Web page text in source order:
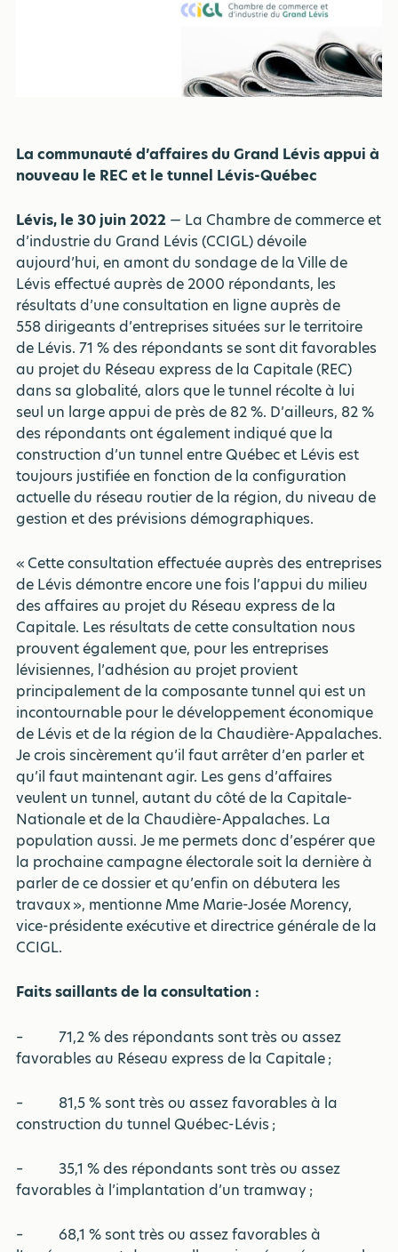
La communauté d’affaires du Grand Lévis appui à
nouveau le REC et le tunnel Lévis-Québec
Lévis, le 30 juin 2022 — La Chambre de commerce et
d’industrie du Grand Lévis (CCIGL) dévoile
aujourd’hui, en amont du sondage de la Ville de
Lévis effectué auprès de 2000 répondants, les
résultats d’une consultation en ligne auprès de
558 dirigeants d’entreprises situées sur le territoire
de Lévis. 71 % des répondants se sont dit favorables
au projet du Réseau express de la Capitale (REC)
dans sa globalité, alors que le tunnel récolte à lui
seul un large appui de près de 82 %. D’ailleurs, 82 %
des répondants ont également indiqué que la
construction d’un tunnel entre Québec et Lévis est
toujours justifiée en fonction de la configuration
actuelle du réseau routier de la région, du niveau de
gestion et des prévisions démographiques.
« Cette consultation effectuée auprès des entreprises
de Lévis démontre encore une fois l’appui du milieu
des affaires au projet du Réseau express de la
Capitale. Les résultats de cette consultation nous
prouvent également que, pour les entreprises
lévisiennes, l’adhésion au projet provient
principalement de la composante tunnel qui est un
incontournable pour le développement économique
de Lévis et de la région de la Chaudière-Appalaches.
Je crois sincèrement qu’il faut arrêter d’en parler et
qu’il faut maintenant agir. Les gens d’affaires
veulent un tunnel, autant du côté de la Capitale-
Nationale et de la Chaudière-Appalaches. La
population aussi. Je me permets donc d’espérer que
la prochaine campagne électorale soit la dernière à
parler de ce dossier et qu’enfin on débutera les
travaux », mentionne Mme Marie-Josée Morency,
vice-présidente exécutive et directrice générale de la
CCIGL.
Faits saillants de la consultation :
– 71,2 % des répondants sont très ou assez
favorables au Réseau express de la Capitale ;
– 81,5 % sont très ou assez favorables à la
construction du tunnel Québec-Lévis ;
– 35,1 % des répondants sont très ou assez
favorables à l’implantation d’un tramway ;
– 68,1 % sont très ou assez favorables à